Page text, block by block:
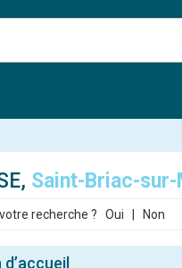
Saint-Briac-
recherche ? Oui Non